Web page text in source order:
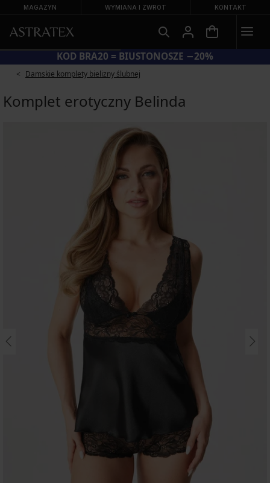
MAGAZYN WYMIANA I ZWROT KONTAKT
KOD BRA20 = BIUSTONOSZE −20%
Damskie komplety bielizny ślubnej
Komplet erotyczny Belinda